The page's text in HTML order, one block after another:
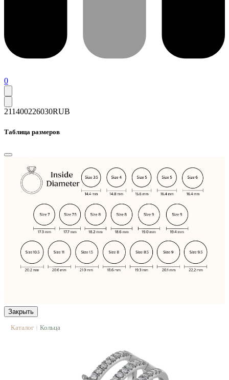
0
211400226030RUB
Таблица размеров
Закрыть
Каталог | Кольца